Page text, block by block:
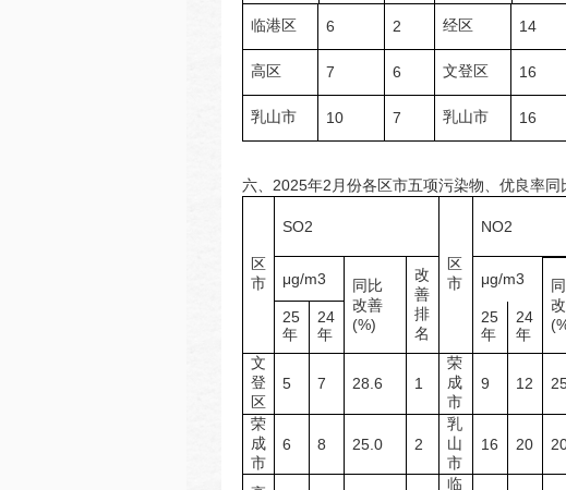
临港区 6 2 经区 14
高区 7 6 文登区 16
乳山市 10 7 乳山市 16
六、2025年2月份各区市五项污染物、优良率同
区
市
SO2
区
市
NO2
μg/m3
同比
改善
(%)
改
善
排
名
μg/m3
25
年
24
年
25
年
24
年
文
登
区
5 7 28.6 1
荣
成
市
9 12
荣
成
市
6 8 25.0 2
乳
山
市
16 20
临